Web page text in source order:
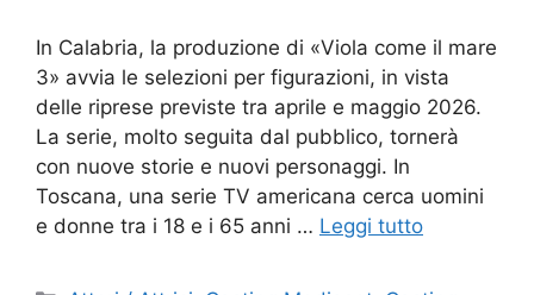
In Calabria, la produzione di «Viola come il mare
3» avvia le selezioni per figurazioni, in vista
delle riprese previste tra aprile e maggio 2026.
La serie, molto seguita dal pubblico, tornerà
con nuove storie e nuovi personaggi. In
Toscana, una serie TV americana cerca uomini
e donne tra i 18 e i 65 anni … Leggi tutto